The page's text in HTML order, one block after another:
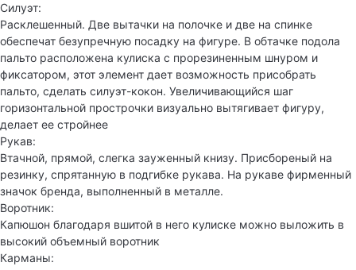
Силуэт:
Расклешенный. Две вытачки на полочке и две на спинке
обеспечат безупречную посадку на фигуре. В обтачке подола
пальто расположена кулиска с прорезиненным шнуром и
фиксатором, этот элемент дает возможность присобрать
пальто, сделать силуэт-кокон. Увеличивающийся шаг
горизонтальной прострочки визуально вытягивает фигуру,
делает ее стройнее
Рукав:
Втачной, прямой, слегка зауженный книзу. Присбореный на
резинку, спрятанную в подгибке рукава. На рукаве фирменный
значок бренда, выполненный в металле.
Воротник:
Капюшон благодаря вшитой в него кулиске можно выложить в
высокий объемный воротник
Карманы: